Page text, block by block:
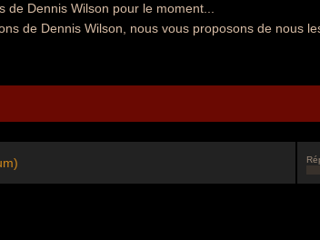
Dennis Wilson pour le moment...
de Dennis Wilson, nous vous proposons de nous